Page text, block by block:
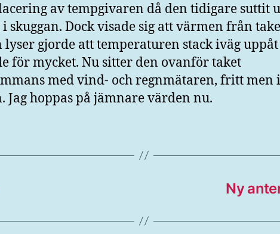
av tempgivaren då den tidigare suttit
skuggan. Dock visade sig att värmen från
lyser gjorde att temperaturen stack iväg
för mycket. Nu sitter den ovanför taket
med vind- och regnmätaren, fritt men i
Jag hoppas på jämnare värden nu.
Ny